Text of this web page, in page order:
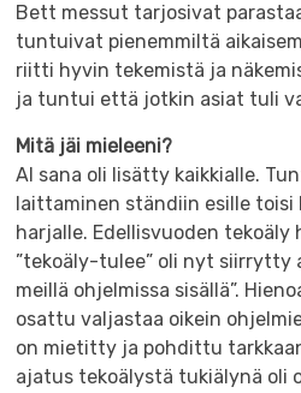
Bett messut tarjosivat
tuntuivat pienemmiltä
riitti hyvin tekemistä ja
ja tuntui että jotkin asiat tuli
Mitä jäi mieleeni?
AI sana oli lisätty kaikkialle.
laittaminen ständiin esille toisi
harjalle. Edellisvuoden tekoäly
”tekoäly-tulee” oli nyt siirrytty
meillä ohjelmissa sisällä”.
osattu valjastaa oikein
on mietitty ja pohdittu
ajatus tekoälystä tukiälynä oli